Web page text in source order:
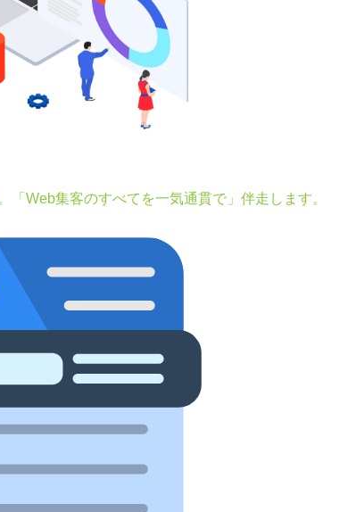
「Web集客のすべてを一気通貫で」伴走します。